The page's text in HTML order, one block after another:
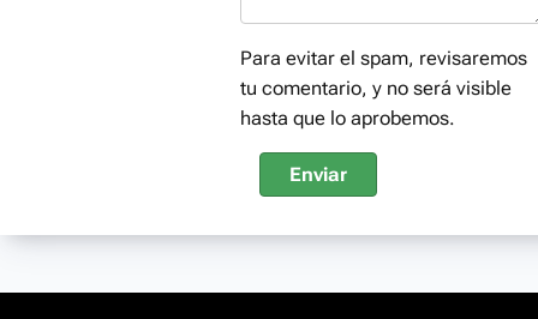
Para evitar el spam, revisaremos
tu comentario, y no será visible
hasta que lo aprobemos.
Enviar